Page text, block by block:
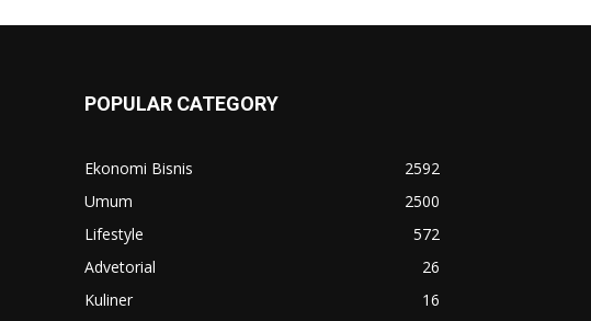
POPULAR CATEGORY
Ekonomi Bisnis
2592
Umum
2500
Lifestyle
572
Advetorial
26
Kuliner
16